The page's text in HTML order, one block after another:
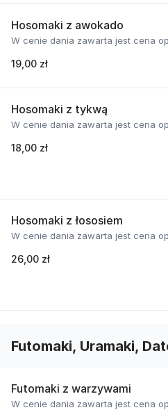
Hosomaki z awokado
W cenie dania zawarta jest cena
19,00 zł
Hosomaki z tykwą
W cenie dania zawarta jest cena
18,00 zł
Hosomaki z łososiem
W cenie dania zawarta jest cena
26,00 zł
Futomaki, Uramaki,
Futomaki z warzywami
W cenie dania zawarta jest cena